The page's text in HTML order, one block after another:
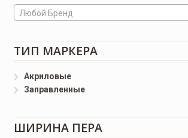
Любой Бренд
ТИП МАРКЕРА
Акриловые
Заправленные
ШИРИНА ПЕРА